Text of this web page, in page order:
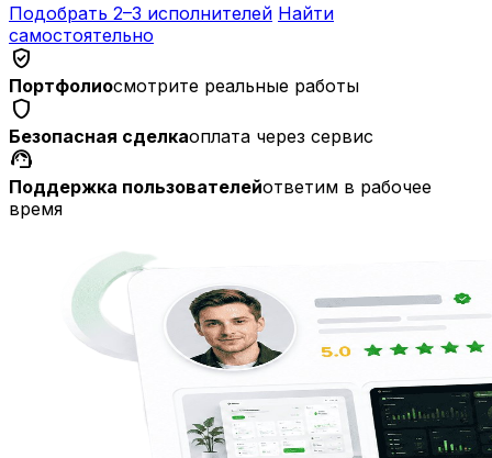
Подобрать 2–3 исполнителей Найти
самостоятельно
verified_user
Портфолиосмотрите реальные работы
shield
Безопасная сделкаоплата через сервис
support_agent
Поддержка пользователейответим в рабочее
время